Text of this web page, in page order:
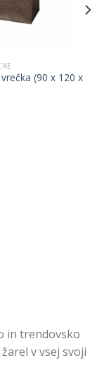
(90 x 120 x
in trendovsko
v vsej svoji